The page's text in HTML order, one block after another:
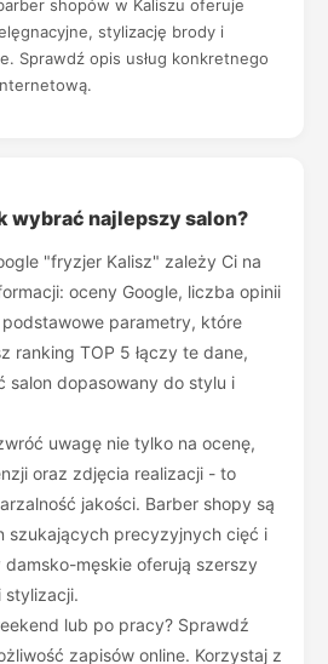
shopów w Kaliszu oferuje
stylizację brody i
Sprawdź opis usług konkretnego
wybrać najlepszy salon?
"fryzjer Kalisz" zależy Ci na
oceny Google, liczba opinii
parametry, które
ranking TOP 5 łączy te dane,
salon dopasowany do stylu i
uwagę nie tylko na ocenę,
oraz zdjęcia realizacji - to
jakości. Barber shopy są
szukających precyzyjnych cięć i
damsko-męskie oferują szerszy
stylizacji.
lub po pracy? Sprawdź
zapisów online. Korzystaj z